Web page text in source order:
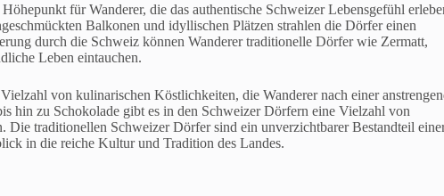
für Wanderer, die das authentische Schweizer Lebensgefühl
Balkonen und idyllischen Plätzen strahlen die Dörfer einen
durch die Schweiz können Wanderer traditionelle Dörfer wie Zermatt,
Leben eintauchen.
von kulinarischen Köstlichkeiten, die Wanderer nach einer
hin zu Schokolade gibt es in den Schweizer Dörfern eine Vielzahl von
Die traditionellen Schweizer Dörfer sind ein unverzichtbarer Bestandteil
in die reiche Kultur und Tradition des Landes.